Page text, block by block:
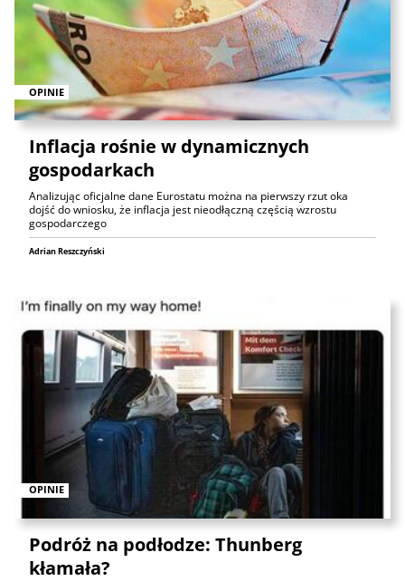
OPINIE
Inflacja rośnie w dynamicznych
gospodarkach
Analizując oficjalne dane Eurostatu można na pierwszy rzut oka
dojść do wniosku, że inflacja jest nieodłączną częścią wzrostu
gospodarczego
Adrian Reszczyński
OPINIE
Podróż na podłodze: Thunberg
kłamała?